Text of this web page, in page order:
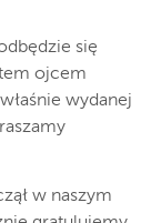
się
ojcem
wydanej
w naszym